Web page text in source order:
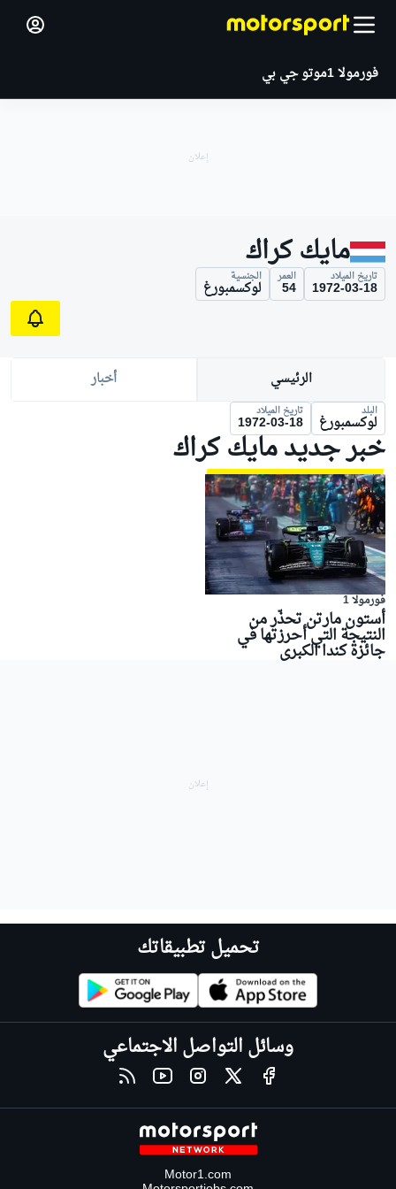
فورمولا 1 موتو جي بي
مايك كراك
تاريخ الميلاد
1972-03-18
العمر
54
الجنسية
لوكسمبورغ
الرئيسي أخبار
البلد
لوكسمبورغ
تاريخ الميلاد
1972-03-18
خبر جديد مايك كراك
فورمولا 1
أستون مارتن تحذّر من
النتيجة التي أحرزتها في
جائزة كندا الكبرى
تحميل تطبيقاتك
وسائل التواصل الاجتماعي
Motor1.com